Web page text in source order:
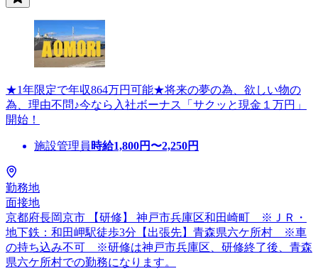
★1年限定で年収864万円可能★将来の夢の為、欲しい物の
為、理由不問♪今なら入社ボーナス「サクッと現金１万円」
開始！
施設管理員 時給1,800円〜2,250円
勤務地
面接地
京都府長岡京市 【研修】 神戸市兵庫区和田崎町 ※ＪＲ・
地下鉄：和田岬駅徒歩3分【出張先】青森県六ケ所村 ※車
の持ち込み不可 ※研修は神戸市兵庫区、研修終了後、青森
県六ケ所村での勤務になります。